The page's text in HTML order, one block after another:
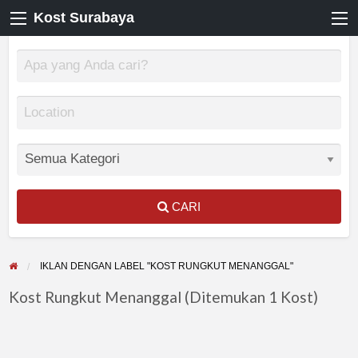
Kost Surabaya
CARI
IKLAN DENGAN LABEL "KOST RUNGKUT MENANGGAL"
Kost Rungkut Menanggal (Ditemukan 1 Kost)